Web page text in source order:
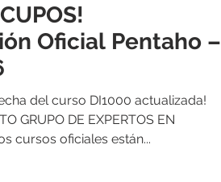
Oficial Pentaho –
del curso DI1000 actualizada!
GRUPO DE EXPERTOS EN
cursos oficiales están...